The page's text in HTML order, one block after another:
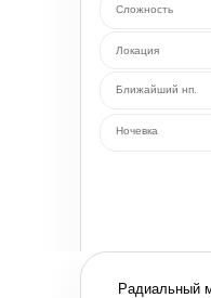
Сложность
Локация
Ближайший нп.
Ночевка
Радиальный